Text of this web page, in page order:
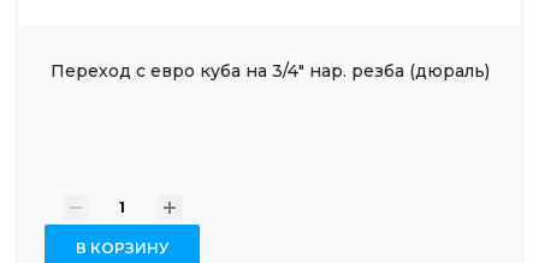
Переход с евро куба на 3/4" нар. резба (дюраль)
- +
В КОРЗИНУ